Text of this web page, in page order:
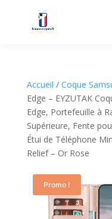
Accueil / Coque
Edge – EYZUTAK
Edge, Portefeuille à
Supérieure, Fente
Étui de Téléphone
Relief – Or Rose
Promo !